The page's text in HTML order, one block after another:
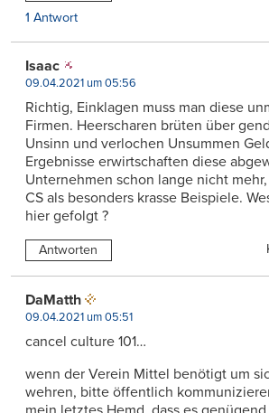
1 Antwort
Isaac
09.04.2021 um 05:56
Richtig, Einklagen muss man diese
Firmen. Heerscharen brüten über
Unsinn und verlochen Unsummen
Ergebnisse erwirtschaften diese
Unternehmen schon lange nicht
CS als besonders krasse Beispiele.
hier gefolgt ?
Antworten
DaMatth
09.04.2021 um 05:51
cancel culture 101…
wenn der Verein Mittel benötigt um
wehren, bitte öffentlich